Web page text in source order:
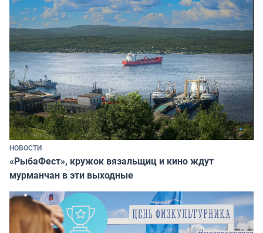
НОВОСТИ
«РыбаФест», кружок вязальщиц и кино ждут
мурманчан в эти выходные